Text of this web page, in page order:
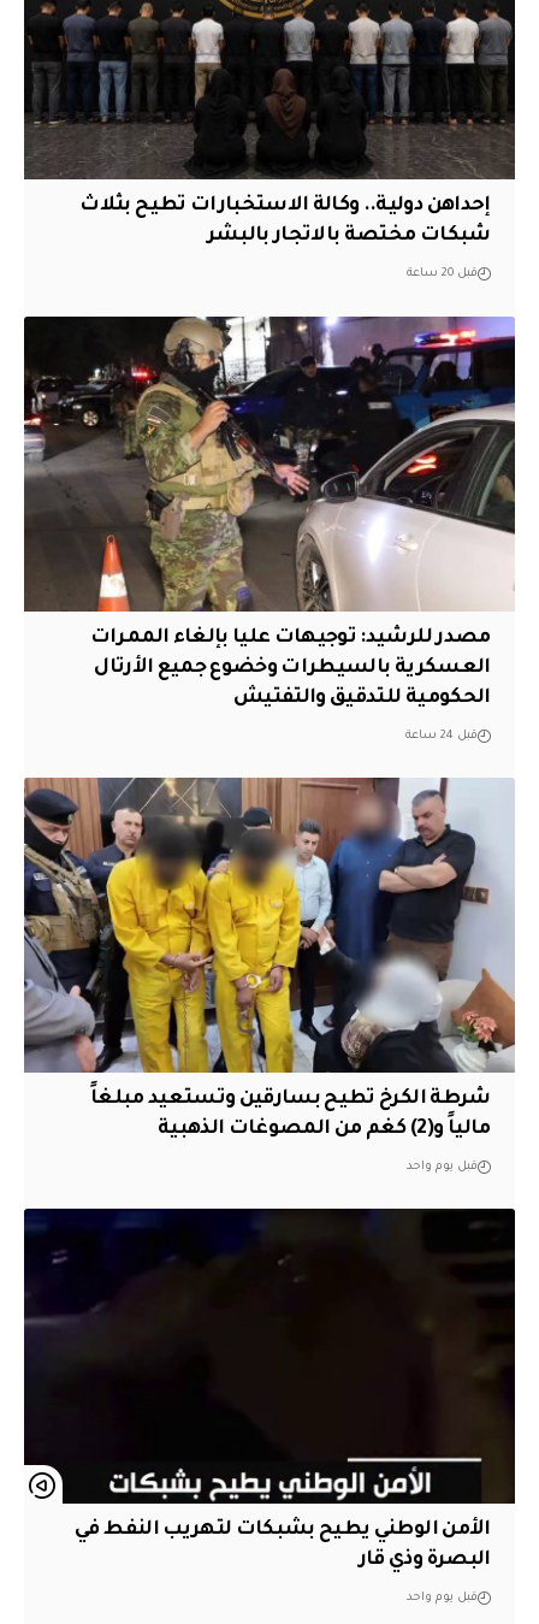
إحداهن دولية.. وكالة الاستخبارات تطيح بثلاث
شبكات مختصة بالاتجار بالبشر
قبل 20 ساعة
مصدر للرشيد: توجيهات عليا بإلغاء الممرات
العسكرية بالسيطرات وخضوع جميع الأرتال
الحكومية للتدقيق والتفتيش
قبل 24 ساعة
شرطة الكرخ تطيح بسارقين وتستعيد مبلغاً
مالياً و(2) كغم من المصوغات الذهبية
قبل يوم واحد
الأمن الوطني يطيح بشبكات لتهريب النفط في
البصرة وذي قار
قبل يوم واحد